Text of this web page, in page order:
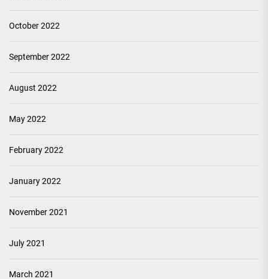
October 2022
September 2022
August 2022
May 2022
February 2022
January 2022
November 2021
July 2021
March 2021